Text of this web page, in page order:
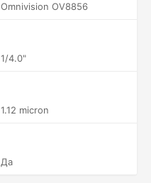
Omnivision OV8856
1/4.0"
1.12 micron
Да